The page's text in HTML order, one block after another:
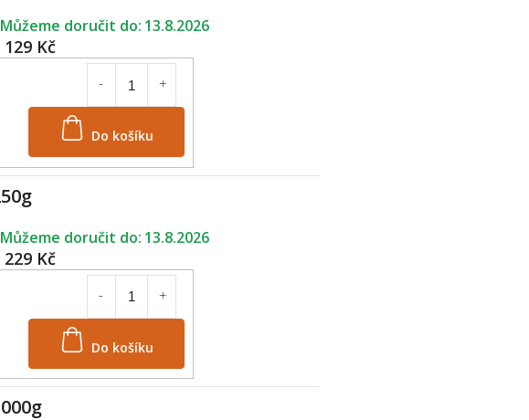
129 Kč
Do košíku
13.8.2026
229 Kč
13.8.2026